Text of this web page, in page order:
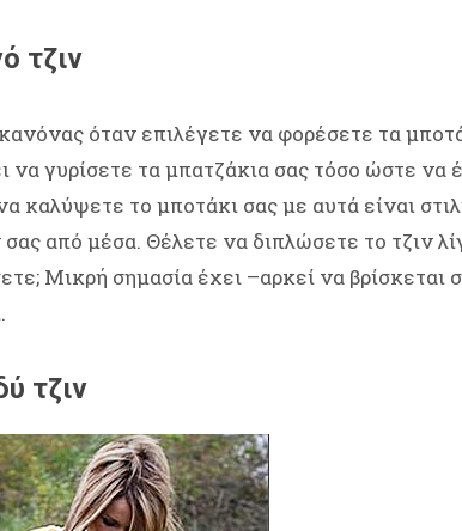
τζιν
όταν επιλέγετε να φορέσετε τα
να γυρίσετε τα μπατζάκια σας τόσο ώστε να
καλύψετε το μποτάκι σας με αυτά είναι
από μέσα. Θέλετε να διπλώσετε το τζιν
Μικρή σημασία έχει –αρκεί να βρίσκεται
τζιν